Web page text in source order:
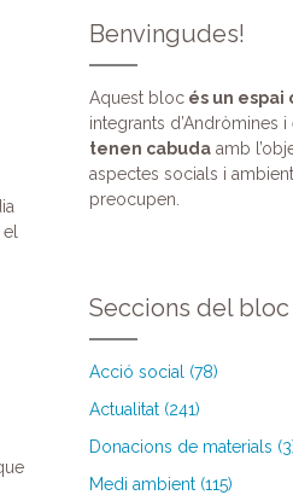
Benvingudes!
Aquest blocés un espai
integrants d’Andròmines
tenen cabudaamb
aspectes socials i
preocupen.
Seccions del bloc
Acció social (78)
Actualitat (241)
Donacions de materials
Medi ambient (115)